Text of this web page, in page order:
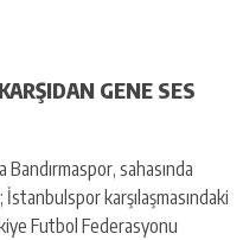
GENE SES
Bandırmaspor, sahasında
İstanbulspor karşılaşmasındaki
Futbol Federasyonu